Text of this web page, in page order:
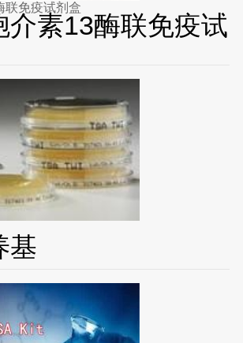
联免疫试剂盒
介素13酶联免疫试
基